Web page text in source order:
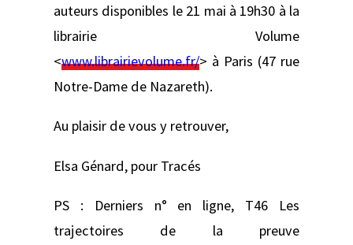
auteurs disponibles le 21 mai à 19h30 à la
librairie Volume
<www.librairievolume.fr/> à Paris (47 rue
Notre-Dame de Nazareth).
Au plaisir de vous y retrouver,
Elsa Génard, pour Tracés
PS : Derniers n° en ligne, T46 Les
trajectoires de la preuve